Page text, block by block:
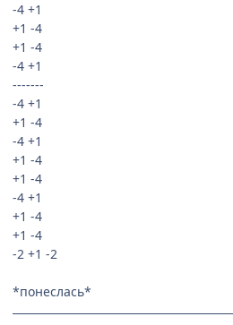
-4 +1
+1 -4
+1 -4
-4 +1
-------
-4 +1
+1 -4
-4 +1
+1 -4
+1 -4
-4 +1
+1 -4
+1 -4
-2 +1 -2
*понеслась*